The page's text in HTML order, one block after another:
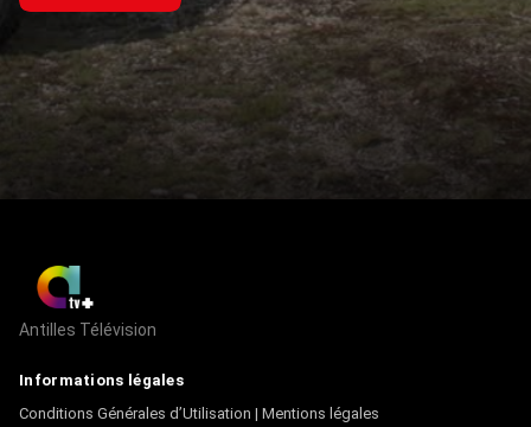
Antilles Télévision
Informations légales
Conditions Générales d’Utilisation | Mentions légales